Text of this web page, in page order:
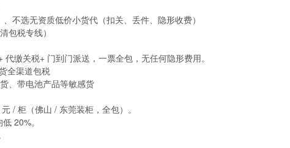
不选无资质低价小货代（扣关、丢件、隐形收费）
包税专线）
缴关税+ 门到门派送，一票全包，无任何隐形费用。
全渠道包税
、带电池产品等敏感货
/ 柜（佛山 / 东莞装柜，全包）。
20%。